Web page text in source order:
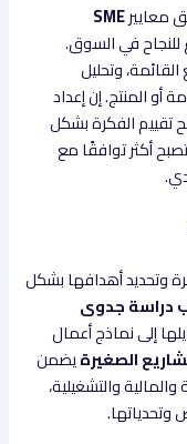
معاييرSME
في السوق.
وتحليل
المنتج. إن إعداد
تقييم الفكرة بشكل
أكثر توافقًا مع
وتحديد أهدافها بشكل
دراسة جدوى
إلى نماذج أعمال
الصغيرةيضمن
والتشغيلية،
وتحدياتها.